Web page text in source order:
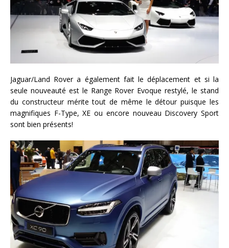
Jaguar/Land Rover a également fait le déplacement et si la
seule nouveauté est le Range Rover Evoque restylé, le stand
du constructeur mérite tout de même le détour puisque les
magnifiques F-Type, XE ou encore nouveau Discovery Sport
sont bien présents!